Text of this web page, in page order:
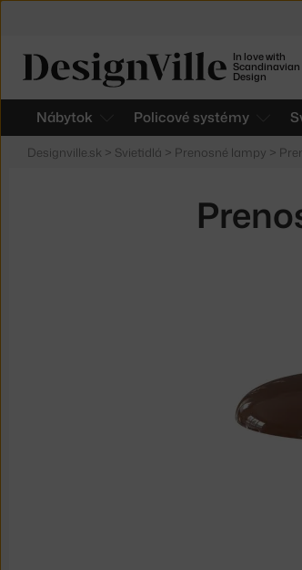
In love with
Scandinavian
Design
Nábytok Policové systémy
Designville.sk > Svietidlá > Prenosné lampy >